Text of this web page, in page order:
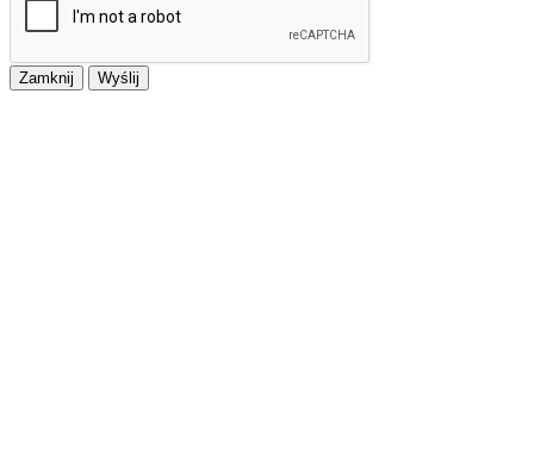
Zamknij Wyślij